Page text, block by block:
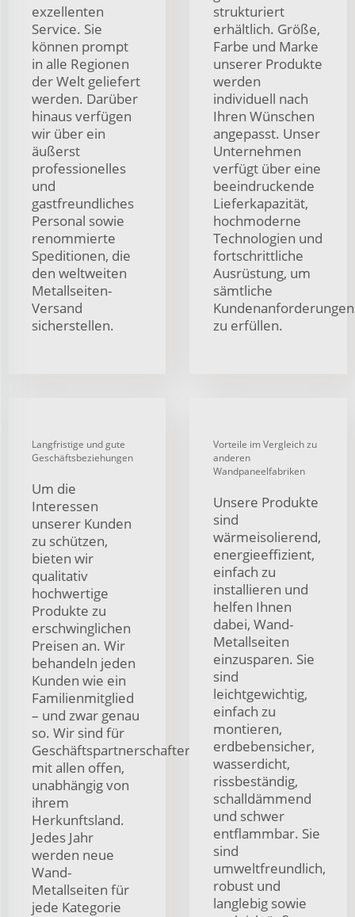
exzellenten
Service. Sie
können prompt
in alle Regionen
der Welt geliefert
werden. Darüber
hinaus verfügen
wir über ein
äußerst
professionelles
und
gastfreundliches
Personal sowie
renommierte
Speditionen, die
den weltweiten
Metallseiten-
Versand
sicherstellen.
strukturiert
erhältlich. Größe,
Farbe und Marke
unserer Produkte
werden
individuell nach
Ihren Wünschen
angepasst. Unser
Unternehmen
verfügt über eine
beeindruckende
Lieferkapazität,
hochmoderne
Technologien und
fortschrittliche
Ausrüstung, um
sämtliche
Kundenanforderungen
zu erfüllen.
Langfristige und gute
Geschäftsbeziehungen
Um die
Interessen
unserer Kunden
zu schützen,
bieten wir
qualitativ
hochwertige
Produkte zu
erschwinglichen
Preisen an. Wir
behandeln jeden
Kunden wie ein
Familienmitglied
– und zwar genau
so. Wir sind für
Geschäftspartnerschaften
mit allen offen,
unabhängig von
ihrem
Herkunftsland.
Jedes Jahr
werden neue
Wand-
Metallseiten für
jede Kategorie
Vorteile im Vergleich zu
anderen
Wandpaneelfabriken
Unsere Produkte
sind
wärmeisolierend,
energieeffizient,
einfach zu
installieren und
helfen Ihnen
dabei, Wand-
Metallseiten
einzusparen. Sie
sind
leichtgewichtig,
einfach zu
montieren,
erdbebensicher,
wasserdicht,
rissbeständig,
schalldämmend
und schwer
entflammbar. Sie
sind
umweltfreundlich,
robust und
langlebig sowie